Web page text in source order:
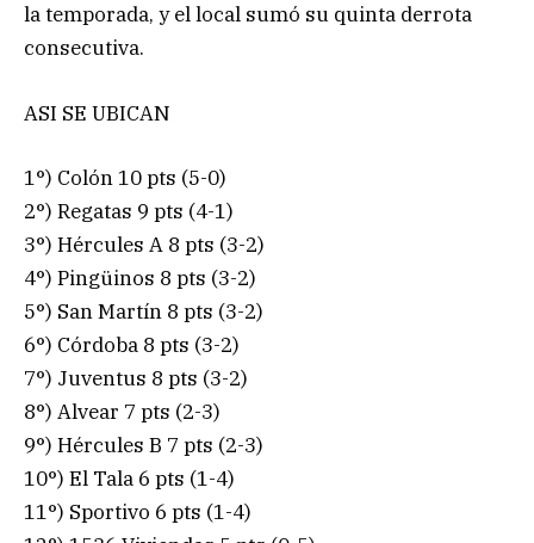
la temporada, y el local sumó su quinta derrota
consecutiva.
ASI SE UBICAN
1°) Colón 10 pts (5-0)
2°) Regatas 9 pts (4-1)
3°) Hércules A 8 pts (3-2)
4°) Pingüinos 8 pts (3-2)
5°) San Martín 8 pts (3-2)
6°) Córdoba 8 pts (3-2)
7°) Juventus 8 pts (3-2)
8°) Alvear 7 pts (2-3)
9°) Hércules B 7 pts (2-3)
10°) El Tala 6 pts (1-4)
11°) Sportivo 6 pts (1-4)